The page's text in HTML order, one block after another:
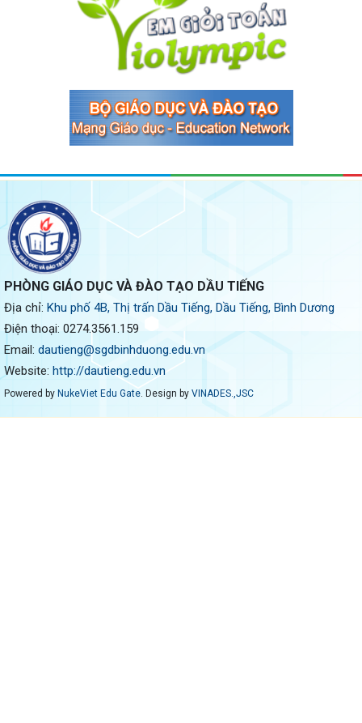
PHÒNG GIÁO DỤC VÀ ĐÀO TẠO DẦU TIẾNG
Địa chỉ: Khu phố 4B, Thị trấn Dầu Tiếng, Dầu Tiếng, Bình Dương
Điện thoại: 0274.3561.159
Email: dautieng@sgdbinhduong.edu.vn
Website: http://dautieng.edu.vn
Powered by NukeViet Edu Gate. Design by VINADES.,JSC